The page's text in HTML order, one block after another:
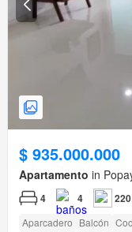
$ 935.000.000
Apartamento in
4 4
Aparcadero Balcón